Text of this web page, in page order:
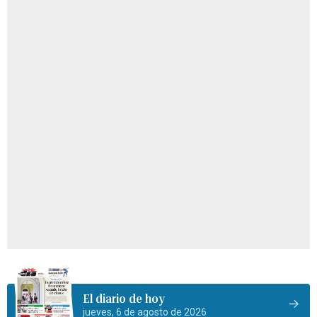
El diario de hoy
jueves, 6 de agosto de 2026